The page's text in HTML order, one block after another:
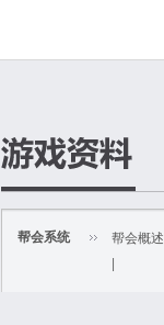
帮会系统 帮会概述